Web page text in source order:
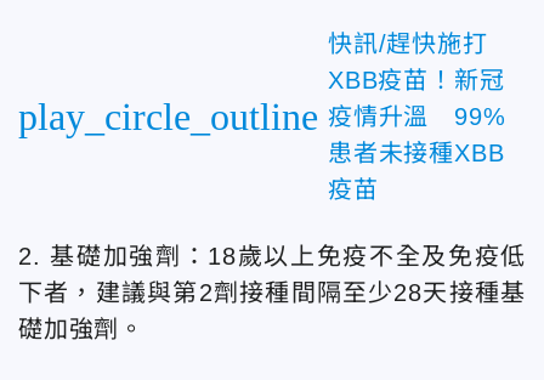
play_circle_outline
快訊/趕快施打
XBB疫苗！新冠
疫情升溫 99%
患者未接種XBB
疫苗
2. 基礎加強劑：18歲以上免疫不全及免疫低
下者，建議與第2劑接種間隔至少28天接種基
礎加強劑。